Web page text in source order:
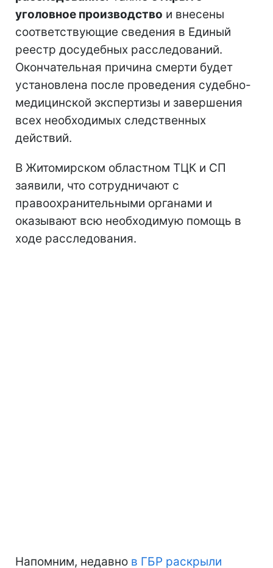
уголовное производство и внесены
соответствующие сведения в Единый
реестр досудебных расследований.
Окончательная причина смерти будет
установлена после проведения судебно-
медицинской экспертизы и завершения
всех необходимых следственных
действий.
В Житомирском областном ТЦК и СП
заявили, что сотрудничают с
правоохранительными органами и
оказывают всю необходимую помощь в
ходе расследования.
Напомним, недавно в ГБР раскрыли